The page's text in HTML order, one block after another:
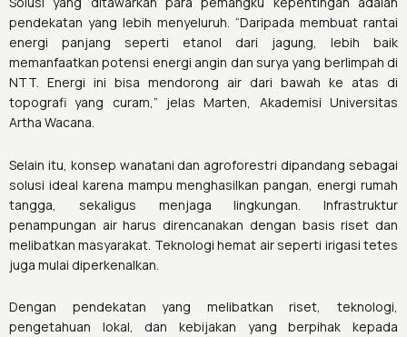
pendekatan yang lebih menyeluruh. “Daripada membuat rantai
energi panjang seperti etanol dari jagung, lebih baik
memanfaatkan potensi energi angin dan surya yang berlimpah di
NTT. Energi ini bisa mendorong air dari bawah ke atas di
topografi yang curam,” jelasMarten, Akademisi Universitas
Artha Wacana.
Selain itu, konsep wanatani dan agroforestri dipandang sebagai
solusi ideal karena mampu menghasilkan pangan, energi rumah
tangga, sekaligus menjaga lingkungan. Infrastruktur
penampungan air harus direncanakan dengan basis riset dan
melibatkan masyarakat. Teknologi hemat air seperti irigasi tetes
juga mulai diperkenalkan.
Dengan pendekatan yang melibatkan riset, teknologi,
pengetahuan lokal, dan kebijakan yang berpihak kepada